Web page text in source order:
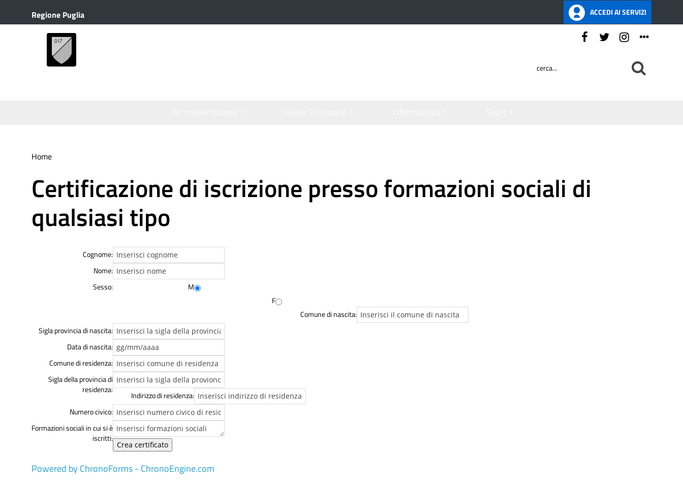
Regione Puglia ACCEDI AI SERVIZI
Home
Certificazione di iscrizione presso formazioni sociali di
qualsiasi tipo
Cognome:
Nome:
Sesso:
M
F
Comune di nascita:
Sigla provincia di nascita:
Data di nascita:
Comune di residenza:
Sigla della provincia di
residenza:
Indirizzo di residenza:
Numero civico:
Formazioni sociali in cui si è
iscritti:
Powered by ChronoForms - ChronoEngine.com